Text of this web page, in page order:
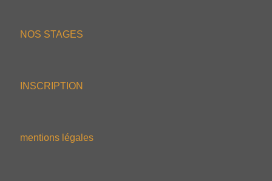
NOS STAGES
INSCRIPTION
mentions légales